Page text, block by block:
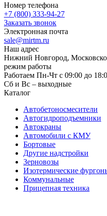
Номер телефона
+7 (800) 333-94-27
Заказать звонок
Электронная почта
sale@mirtm.ru
Наш адрес
Нижний Новгород,
режим работы
Работаем Пн-Чт с 09:00 до
Сб и Вс – выходные
Каталог
Автобетоносмесители
Автогидроподъемники
Автокраны
Автомобили с КМУ
Бортовые
Другие надстройки
Зерновозы
Изотермические
Коммунальные
Прицепная техника